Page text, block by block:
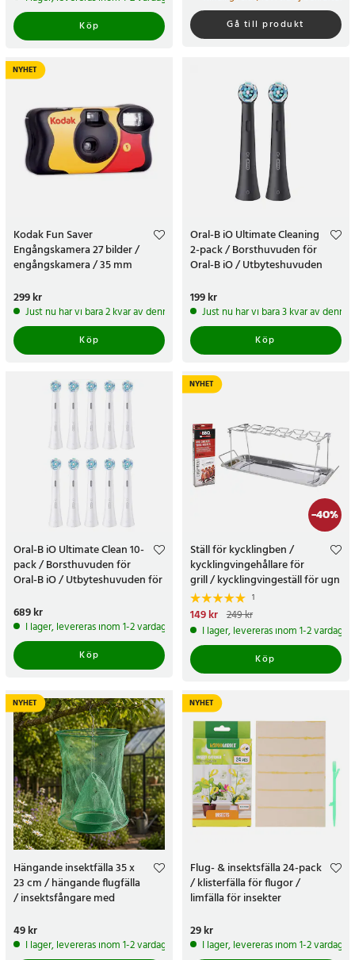
Köp
Gå till produkt
NYHET
Kodak Fun Saver
Engångskamera 27 bilder /
engångskamera / 35 mm
Pris:299 kr
299 kr
Just nu har vi bara 2 kvar av denna produkt
Köp
Oral-B iO Ultimate Cleaning
2-pack / Borsthuvuden för
Oral-B iO / Utbyteshuvuden
Pris:199 kr
199 kr
Just nu har vi bara 3 kvar av denna
Köp
Oral-B iO Ultimate Clean 10-
pack / Borsthuvuden för
Oral-B iO / Utbyteshuvuden för
Pris:689 kr
689 kr
I lager, levereras inom 1-2 vardagar
Köp
-40%
NYHET
Ställ för kycklingben /
kycklingvingehållare för
grill / kycklingvingeställ för ugn
1
Nuvarande pris
pris:249 kr
149 kr 249 kr
I lager, levereras inom 1-2 vardagar
Köp
NYHET
Hängande insektfälla 35 x
23 cm / hängande flugfälla
/ insektsfångare med
Pris:
49 kr
I lager, levereras inom 1-2 vardagar
NYHET
Flug- & insektsfälla 24-pack
/ klisterfälla för flugor /
limfälla för insekter
Pris:
29 kr
I lager, levereras inom 1-2 vardagar